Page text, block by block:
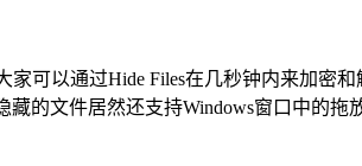
家可以通过Hide Files在几秒钟内来加
的文件居然还支持Windows窗口中的